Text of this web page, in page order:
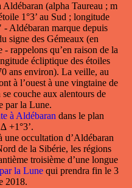
Aldébaran (alpha Taureau ; m
1°3’ au Sud ; longitude
- Aldébaran marque depuis
signe des Gémeaux (en
rappelons qu’en raison de la
écliptique des étoiles
ans environ). La veille, au
à l’ouest à une vingtaine de
couche aux alentours de
par la Lune.
à Aldébaran dans le plan
+1°3’.
une occultation d’Aldébaran
de la Sibérie, les régions
troisième d’une longue
la Lune qui prendra fin le 3
2018.